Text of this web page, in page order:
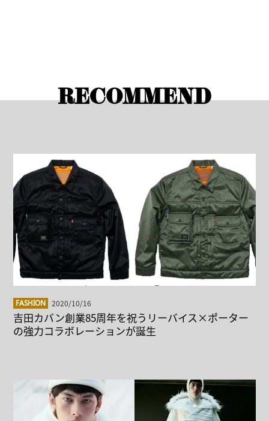
RECOMMEND
FASHION 2020/10/16
吉田カバン創業85周年を祝うリーバイス×ポーター
の強力コラボレーションが誕生